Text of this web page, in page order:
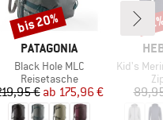
MARKE
PATAGONIA
Artikel
Black Hole MLC
Produktgruppe
Reisetasche
Preis
€ reduzierter Preis
ab 175,96 €
Rabatt
bis 20%
Artikel
Kid's Merino210